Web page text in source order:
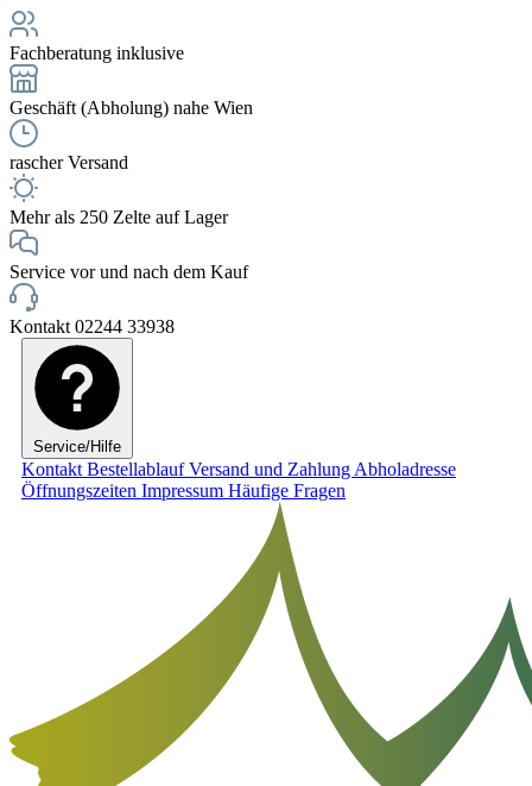
Fachberatung inklusive
Geschäft (Abholung) nahe Wien
rascher Versand
Mehr als 250 Zelte auf Lager
Service vor und nach dem Kauf
Kontakt 02244 33938
Service/Hilfe
Kontakt BestellablaufVersand und Zahlung Abholadresse
Öffnungszeiten Impressum Häufige Fragen